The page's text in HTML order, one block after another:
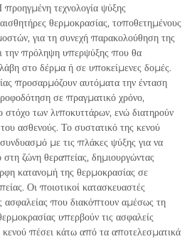
τεχνολογία ψύξης
θερμοκρασίας, τοποθετημένους
για τη συνεχή παρακολούθηση της
την πρόληψη υπερψύξης που θα
στο δέρμα ή σε υποκείμενες δομές.
προσαρμόζουν αυτόματα την ένταση
σε πραγματικό χρόνο,
στόχο των λιποκυττάρων, ενώ διατηρούν
ασθενούς. Το συστατικό της κενού
με τις πλάκες ψύξης για να
ζώνη θεραπείας, δημιουργώντας
κατανομή της θερμοκρασίας σε
Οι ποιοτικοί κατασκευαστές
που διακόπτουν αμέσως τη
υπερβούν τις ασφαλείς
πέσει κάτω από τα αποτελεσματικά